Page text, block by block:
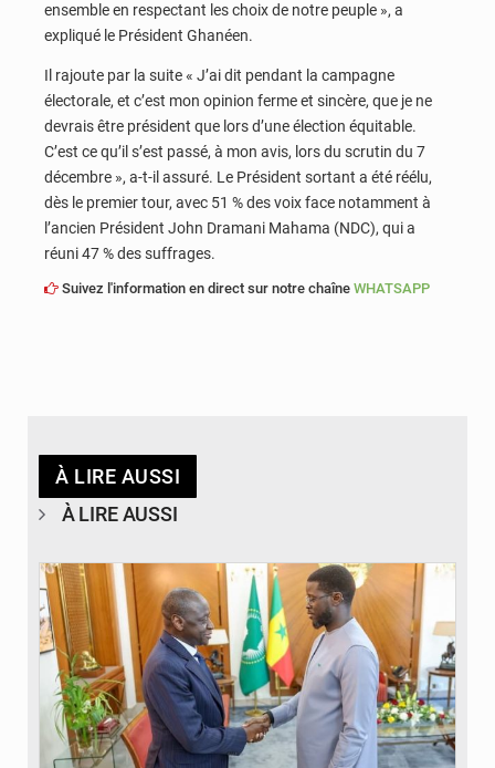
ensemble en respectant les choix de notre peuple », a
expliqué le Président Ghanéen.
Il rajoute par la suite « J’ai dit pendant la campagne
électorale, et c’est mon opinion ferme et sincère, que je ne
devrais être président que lors d’une élection équitable.
C’est ce qu’il s’est passé, à mon avis, lors du scrutin du 7
décembre », a-t-il assuré. Le Président sortant a été réélu,
dès le premier tour, avec 51 % des voix face notamment à
l’ancien Président John Dramani Mahama (NDC), qui a
réuni 47 % des suffrages.
Suivez l'information en direct sur notre chaîne WHATSAPP
À LIRE AUSSI
À LIRE AUSSI